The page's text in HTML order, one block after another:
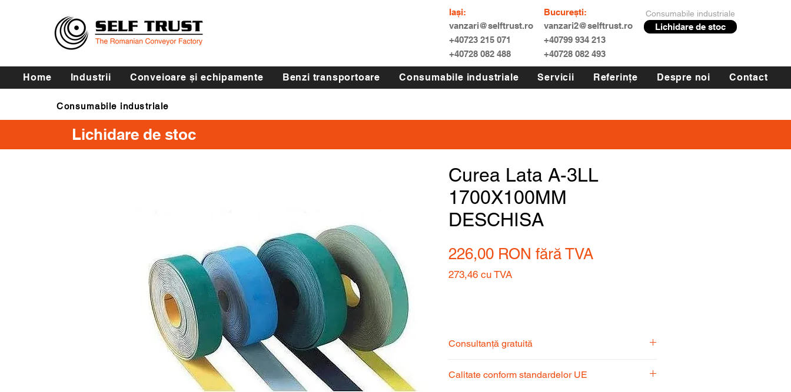
Iași:
vanzari@selftrust.ro
+40723 215 071
+40728 082 488
București:
vanzari2@selftrust.ro
+40799 934 213
+40728 082 493
Consumabile industriale
Lichidare de stoc
Home Industrii Conveioare și echipamente Benzi transportoare Consumabile industriale Servicii Referințe Despre noi Contact
Consumabile industriale
Curele de transmisie
Lichidare de stoc
Curea Lata A-3LL
1700X100MM
DESCHISA
226,00 RON fără TVA
273,46 cu TVA
Consultanță gratuită
pentru a alege produsul potrivit nevoilor
Calitate conform standardelor UE